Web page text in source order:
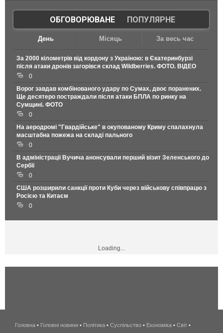
ОБГОВОРЮВАНЕ| ПОПУЛЯРНЕ
День Місяць За весь час
За 2000 кілометрів від кордону з Україною: в Єкатеринбурзі
після атаки дронів загорівся склад Wildberries. ФОТО. ВІДЕО
0
Ворог завдав комбінованого удару по Сумах, двоє поранених.
Ще десятеро постраждали після атаки БПЛА по ринку на
Сумщині. ФОТО
0
На аеродромі "Гвардійське" в окупованому Криму спалахнула
масштабна пожежа на складі пального
0
В адміністрації Вучича анонсували перший візит Зеленського до
Сербії
0
США розширили санкції проти Куби через військову співпрацю з
Росією та Китаєм
0
Loading...
беспроводной
Головна • Головні новини • Політика • Суспільство • Економіка • Світ •